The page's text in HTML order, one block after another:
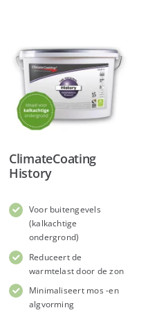
ClimateCoating
History
Voor buitengevels
(kalkachtige
ondergrond)
Reduceert de
warmtelast door de zon
Minimaliseert mos -en
algvorming